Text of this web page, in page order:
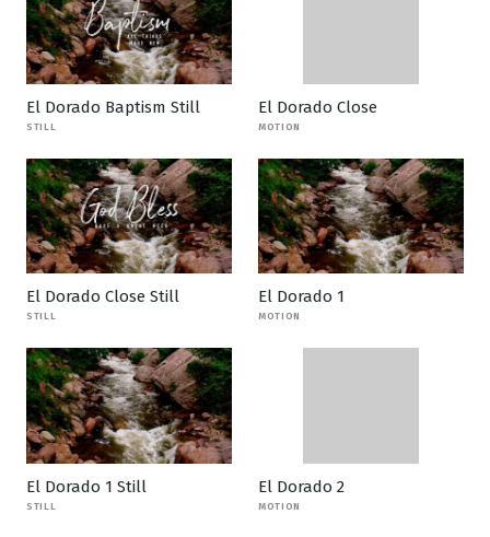
El Dorado Baptism Still
STILL
El Dorado Close
MOTION
El Dorado Close Still
STILL
El Dorado 1
MOTION
El Dorado 1 Still
STILL
El Dorado 2
MOTION